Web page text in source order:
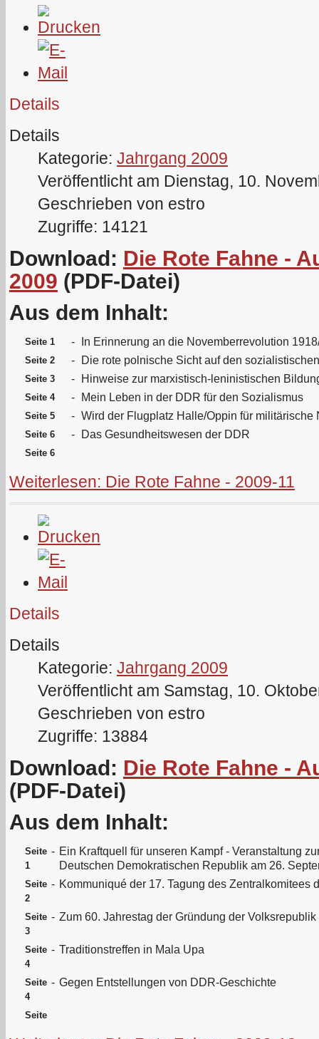
Details
Details
Kategorie: Jahrgang 2009
Veröffentlicht am Dienstag, 10.
Geschrieben von estro
Zugriffe: 14121
Download: Die Rote Fahne -
2009 (PDF-Datei)
Aus dem Inhalt:
Seite 1 - In Erinnerung an die Novemberrevolution
Seite 2 - Die rote polnische Sicht auf den
Seite 3 - Hinweise zur marxistisch-leninistischen
Seite 4 - Mein Leben in der DDR für den Sozialismus
Seite 5 - Wird der Flugplatz Halle/Oppin für militärische
Seite 6 - Das Gesundheitswesen der DDR
Seite 6
Weiterlesen: Die Rote Fahne - 2009-11
Details
Details
Kategorie: Jahrgang 2009
Veröffentlicht am Samstag, 10.
Geschrieben von estro
Zugriffe: 13884
Download: Die Rote Fahne -
(PDF-Datei)
Aus dem Inhalt:
Seite
1
- Ein Kraftquell für unseren Kampf - Veranstaltung
Deutschen Demokratischen Republik am 26.
Seite
2
- Kommuniqué der 17. Tagung des Zentralkomitees
Seite
3
- Zum 60. Jahrestag der Gründung der
Seite
4
- Traditionstreffen in Mala Upa
Seite
4
- Gegen Entstellungen von DDR-Geschichte
Seite